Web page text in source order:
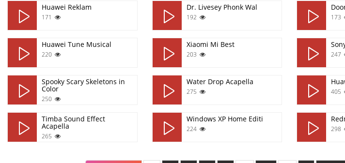
Huawei Reklam
171
Dr. Livesey Phonk Wal
192 173
Huawei Tune Musical
220
Xiaomi Mi Best
203 247
Spooky Scary Skeletons in
Color
250
Water Drop Acapella
275 405
Timba Sound Effect
Acapella
265
Windows XP Home Editi
224 298